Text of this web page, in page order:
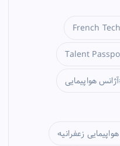
French
Talent
آژانس هواپیمایی
زعفرانیه